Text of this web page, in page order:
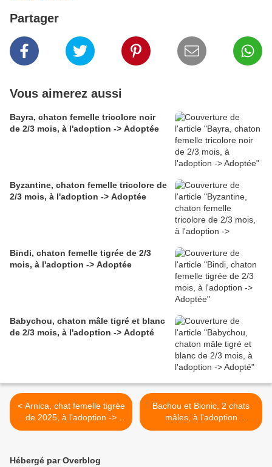
Partager
Vous aimerez aussi
Bayra, chaton femelle tricolore noir
de 2/3 mois, à l'adoption -> Adoptée
Byzantine, chaton femelle tricolore de
2/3 mois, à l'adoption -> Adoptée
Bindi, chaton femelle tigrée de 2/3
mois, à l'adoption -> Adoptée
Babychou, chaton mâle tigré et blanc
de 2/3 mois, à l'adoption -> Adopté
< Arnica, chat femelle tigrée
de 2025, à l'adoption ->
adoptée
Bachou et Bionic, 2 chats
mâles, à l'adoption
ensemble -> adoptés
Hébergé par Overblog